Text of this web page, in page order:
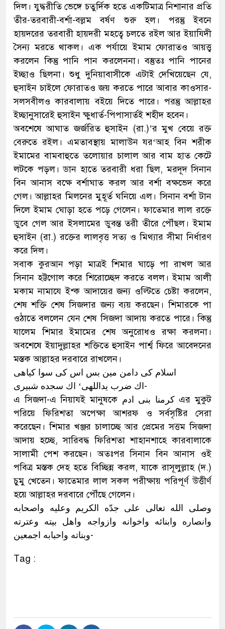
দিল। যুদ্ধরীতি ভেঙ্গে চতুর্দিক হতে একটিমাত্র নিশানার প্রতি
তীর-তরবারী-বর্শা-বল্লম বর্ষণ শুরু হল। পরন্তু ইবনে
হায়দরের তরবারী হায়দরী মহত্বে চলতে রইল আর ইয়াযিদী
সৈন্য মরতে থাকল। এক পর্যায়ে ইমাম ফোরাতও আয়ত্ত্ব
করলেন কিন্তু পানি পান করলেননা। বস্তুতঃ পানি পানের
ইচ্ছাও ছিলনা। শুধু দুনিয়াবাসীকে এটাই দেখিয়েছেন যে,
হুসাইন চাইলে ফোরাতও জয় করতে পারে আবার কাওসার-
সলসবীলও কারবালায় বইয়ে দিতে পারে। পরন্তু আল্লাহর
ইচ্ছানুসারেই হুসাইন ক্ষুধার্ত-পিপাসার্তই শহীদ হবেন।
অবশেষে আঘাত জর্জরিত হুসাইন (রা.)’র মুখ বেয়ে রক্ত
বেরুতে রইল। এমতাবস্থায় মালাউন যর‘আহ বিন শরীক
ইমামের বামবাহুতে তলোয়ার চালাল আর বাম হাত কেটে
লটকে পড়ল। ডান হাতে তরবারী ধরা ছিল, মরদূদ সিনান
বিন আনাস বক্ষে বর্শাঘাত করল আর বর্শা বক্ষভেদ করে
গেল। আল্লাহর মিলনের মুহূর্ত ঘনিয়ে এল। সিনান বর্শা টান
দিলে ইমাম ঘোড়া হতে পড়ে গেলেন। ফাতেমার লাল রক্তে
ডুবে গেল আর ইসলামের ডুবন্ত তরী তীরে পৌঁছল। ইমাম
হুসাইন (রা.) রক্তের লালবৃত্ত সত্য ও মিথ্যার সীমা নির্ধারণ
করে দিল।
সবাক কুরআন পড়া মাত্রই শিমার ঘাড়ে পা রাখল আর
সিনান হট্টগোল করে শিরোচ্ছেদ করতে বলল। ইমাম আলী
মকাম নামাযে ইশ্ক আদায়ের জন্য ওল্টিতে চেষ্টা করলেন,
শেষ শক্তি শেষ সিজদার জন্য ব্যয় করছেন। শিমারকে পা
ওঠাতে বললেন যেন শেষ সিজদা আদায় করতে পারে। কিন্তু
যালেম শিমার ইমামের শেষ অনুরোধও রক্ষা করলনা।
অবশেষে ইয়াদুল্লাহর শক্তিতে হুসাইন পার্শ্ব ফিরে আবেদনের
মস্তক আল্লাহর দরবারে রাখলেন।
اسلام كى دامن مين بس اس كى سوا كياهى
اك ضرب يداللهى‘ اك سجده شبيرى-
এ সিজদা-এ নিয়াযই মানুষকে كرمنا بنى ادم এর মুকুট
পরিয়ে ফিরিশতা অপেক্ষা আশরফ ও সর্বসৃষ্টির সেরা
করেছেন। শিমার খঞ্জর চালাচ্ছে আর প্রেমের সত্তম সিজদা
আদায় হচ্ছে, সারিবদ্ধ ফিরিশতা শাহানশাহে কারবালাকে
সালামী পেশ করছেন। অতঃপর সিনান বিন আনাস ওই
পবিত্র মস্তক দেহ হতে বিচ্ছিন্ন করল, যাকে রাসূলুল্লাহ (দ.)
চুমু খেতেন। ফাতেমার লাল সকল পরীক্ষায় পরিপূর্ণ উত্তীর্ণ
হয়ে আল্লাহর দরবারে পৌঁছে গেলেন।
وصلى الله تعالى على جدّه الكريم وعليه واصحابه
وانصاره وابنائه واخوانه وازواجه واهل بيته وعترته
وبناته واحبابه اجمعين-
Tag :